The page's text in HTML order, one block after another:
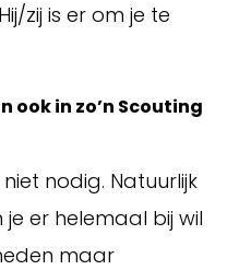
zij is er om je te
ook in zo’n Scouting
nodig. Natuurlijk
er helemaal bij wil
maar